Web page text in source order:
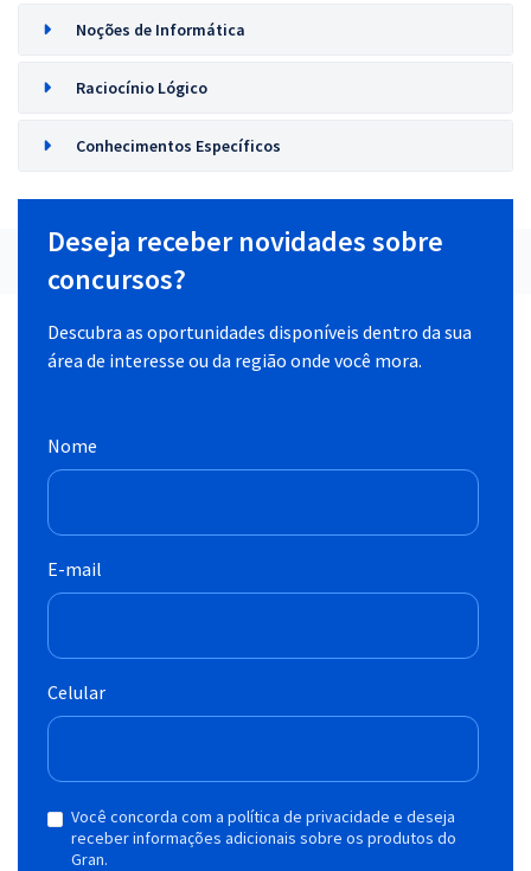
Noções de Informática
Raciocínio Lógico
Conhecimentos Específicos
Deseja receber novidades sobre
concursos?
Descubra as oportunidades disponíveis dentro da sua
área de interesse ou da região onde você mora.
Nome
E-mail
Celular
Você concorda com a política de privacidade e deseja
receber informações adicionais sobre os produtos do
Gran.